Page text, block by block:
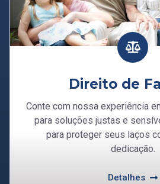
Direito de
Conte com nossa experiência
para soluções justas e
para proteger seus laços
dedicação.
Detalhes